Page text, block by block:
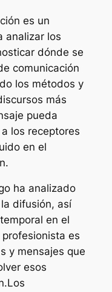
es un
analizar los
dónde se
comunicación
los métodos y
más
pueda
los receptores
en el
ha analizado
difusión, así
en el
es
y mensajes que
esos